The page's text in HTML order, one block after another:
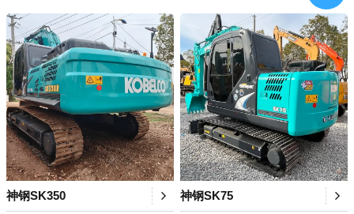
神钢SK350 神钢SK75